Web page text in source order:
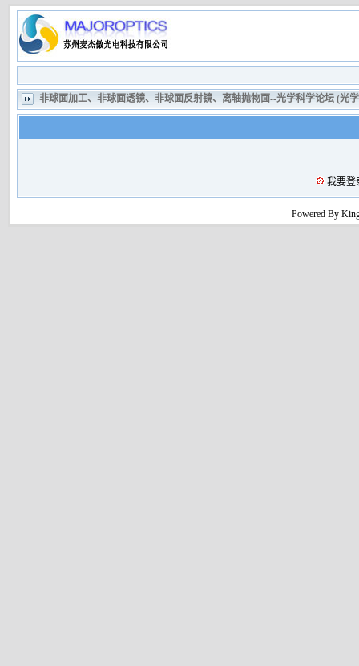
非球面加工、非球面透镜、非球面反射镜、离轴抛物面--光学科学论坛 (光
我要登
Powered By